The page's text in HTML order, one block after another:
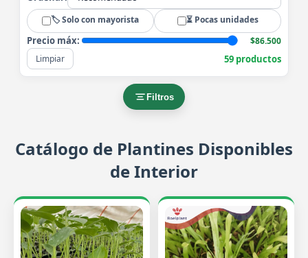
🏷️ Solo con mayorista ⏳ Pocas unidades
Precio máx:
$86.500
Limpiar
59 productos
Filtros
Catálogo de Plantines Disponibles
de Interior